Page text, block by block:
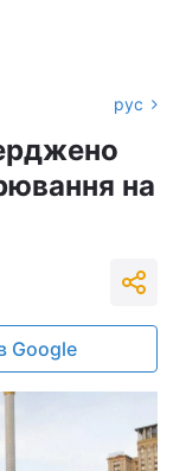
рус
на
Google